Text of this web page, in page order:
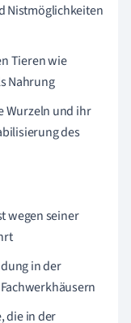
Nistmöglichkeiten
Tieren wie
Nahrung
Wurzeln und ihr
des
wegen seiner
in der
die in der